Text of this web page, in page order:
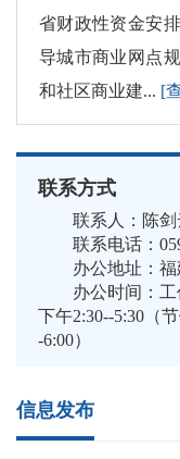
省财政性资金安
导城市商业网点
和社区商业建... [
联系方式
联系人：陈剑
联系电话：
办公地址：福
办公时间：工作
下午2:30--5:30（
-6:00）
信息发布